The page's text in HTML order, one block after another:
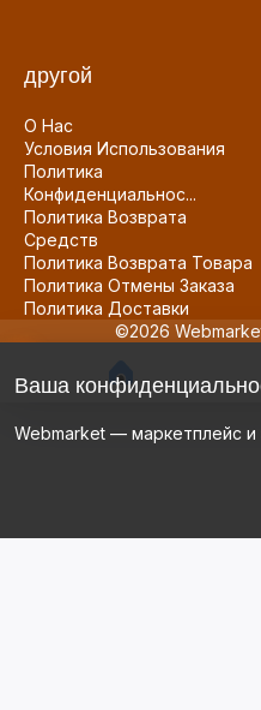
другой
О Нас
Условия Использования
Политика
Конфиденциальнос...
Политика Возврата
Средств
Политика Возврата Товара
Политика Отмены Заказа
Политика Доставки
©2026
Ваша
Webmarket — маркетплейс